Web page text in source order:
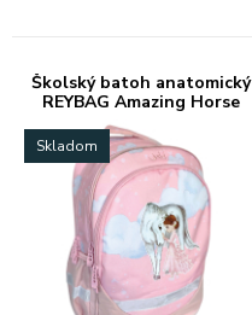
Školský batoh anatomický
REYBAG Amazing Horse
Skladom